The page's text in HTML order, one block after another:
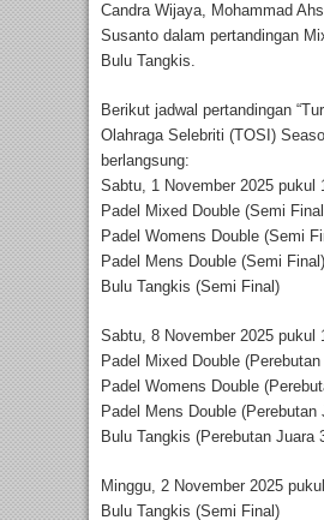
Candra Wijaya, Mohammad
Susanto dalam pertandingan
Bulu Tangkis.
Berikut jadwal pertandingan
Olahraga Selebriti (TOSI)
berlangsung:
Sabtu, 1 November 2025 pukul
Padel Mixed Double (Semi
Padel Womens Double (Semi
Padel Mens Double (Semi Final)
Bulu Tangkis (Semi Final)
Sabtu, 8 November 2025 pukul
Padel Mixed Double
Padel Womens Double
Padel Mens Double (Perebutan
Bulu Tangkis (Perebutan Juara
Minggu, 2 November 2025
Bulu Tangkis (Semi Final)